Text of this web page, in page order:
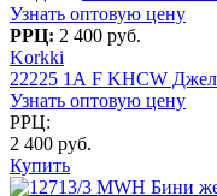
Узнать оптовую цену
РРЦ: 2 400 руб.
Korkki
22225 1А F KHCW
Узнать оптовую цену
РРЦ:
2 400 руб.
Купить